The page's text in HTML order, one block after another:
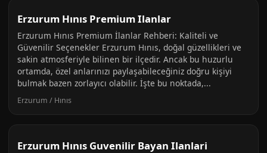
Erzurum Hınıs Premium Ilanlar
Erzurum Hınıs Premium İlanlar Rehberi: Kaliteli ve
Güvenilir Seçenekler Erzurum Hınıs, doğal güzellikleri ve
sakin atmosferiyle bilinen bir ilçedir. Ancak bu huzurlu
ortamda, özel anlarınızı paylaşabileceğiniz doğru kişiyi
bulmak bazen zorlayıcı olabilir. İşte bu noktada,...
Erzurum / Hınıs
Erzurum Hınıs Guvenilir Bayan Ilanlari